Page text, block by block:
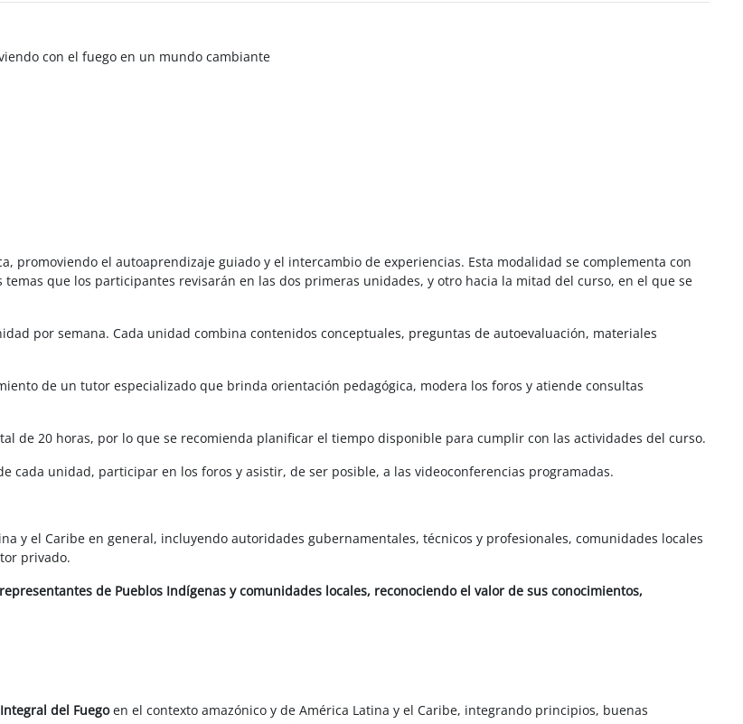
con el fuego en un mundo cambiante
promoviendo el autoaprendizaje guiado y el intercambio de experiencias. Esta modalidad se complementa con
que los participantes revisarán en las dos primeras unidades, y otro hacia la mitad del curso, en el que se
por semana. Cada unidad combina contenidos conceptuales, preguntas de autoevaluación, materiales
de un tutor especializado que brinda orientación pedagógica, modera los foros y atiende consultas
de 20 horas, por lo que se recomienda planificar el tiempo disponible para cumplir con las actividades del curso.
cada unidad, participar en los foros y asistir, de ser posible, a las videoconferencias programadas.
y el Caribe en general, incluyendo autoridades gubernamentales, técnicos y profesionales, comunidades locales
privado.
de Pueblos Indígenas y comunidades locales, reconociendo el valor de sus conocimientos,
del Fuegoen el contexto amazónico y de América Latina y el Caribe, integrando principios, buenas